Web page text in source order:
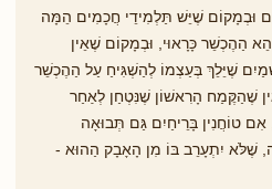
וּבְמָקוֹם שֶׁיֵּשׁ תַּלְמִידֵי חֲכָמִים הֵמָּה
הַהֶכְשֵׁר כָּרָאוּי, וּבְמָקוֹם שֶׁאֵין
שֶׁיֵּלֵךְ בְּעַצְמוֹ לְהַשְׁגִּיחַ עַל הַהֶכְשֵׁר
שֶׁהַקֶּמַח הָרִאשׁוֹן שֶׁנִּטְחַן לְאַחַר
טוֹחֲנִין בָּרֵיחַיִם גַּם תְּבוּאָה
שֶׁלֹּא יִתְעָרֵב בּוֹ מִן הָאָבָק הַהוּא -